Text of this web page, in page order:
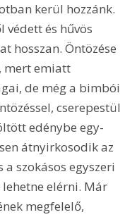
kerül hozzánk.
és hűvös
hosszan. Öntözése
mert emiatt
de még a bimbói
cserepestül
edénybe egy-
átnyirkosodik az
szokásos egyszeri
elérni. Már
megfelelő,